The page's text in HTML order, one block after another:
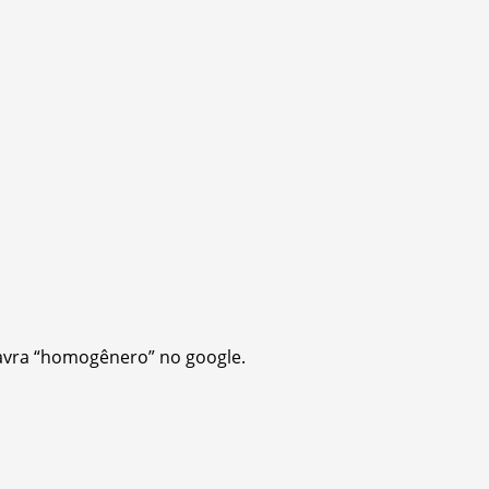
“homogênero” no google.